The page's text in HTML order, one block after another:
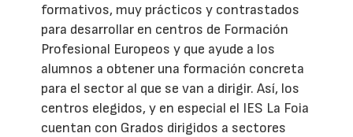
formativos, muy prácticos y contrastados
para desarrollar en centros de Formación
Profesional Europeos y que ayude a los
alumnos a obtener una formación concreta
para el sector al que se van a dirigir. Así, los
centros elegidos, y en especial el IES La Foia
cuentan con Grados dirigidos a sectores